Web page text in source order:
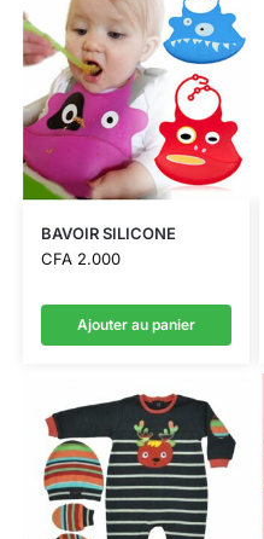
BAVOIR SILICONE
CFA2.000
Ajouter au panier